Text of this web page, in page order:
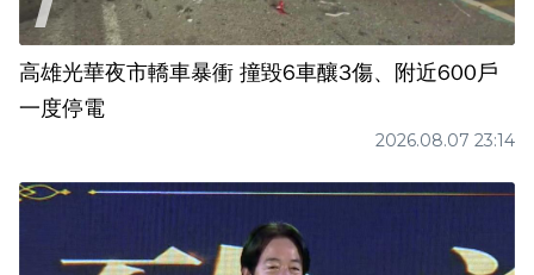
高雄光華夜市轎車暴衝 撞毀6車釀3傷、附近600戶
一度停電
2026.08.07 23:14